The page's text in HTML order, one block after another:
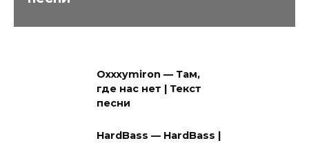
Oxxxymiron — Там,
где нас нет | Текст
песни
HardBass — HardBass |